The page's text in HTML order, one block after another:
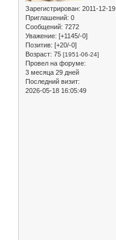
Зарегистрирован: 2011-12-19
Приглашений: 0
Сообщений: 7272
Уважение: [+1145/-0]
Позитив: [+20/-0]
Возраст: 75 [1951-06-24]
Провел на форуме:
3 месяца 29 дней
Последний визит:
2026-05-18 16:05:49